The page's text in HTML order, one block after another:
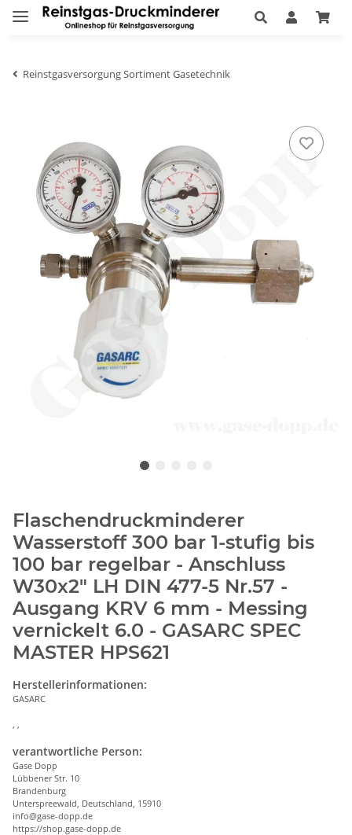
Reinstgasversorgung Sortiment Gasetechnik
Flaschendruckminderer
Wasserstoff 300 bar 1-stufig bis
100 bar regelbar - Anschluss
W30x2" LH DIN 477-5 Nr.57 -
Ausgang KRV 6 mm - Messing
vernickelt 6.0 - GASARC SPEC
MASTER HPS621
Herstellerinformationen:
GASARC
verantwortliche Person:
Gase Dopp
Lübbener Str. 10
Brandenburg
Unterspreewald, Deutschland, 15910
info@gase-dopp.de
https://shop.gase-dopp.de